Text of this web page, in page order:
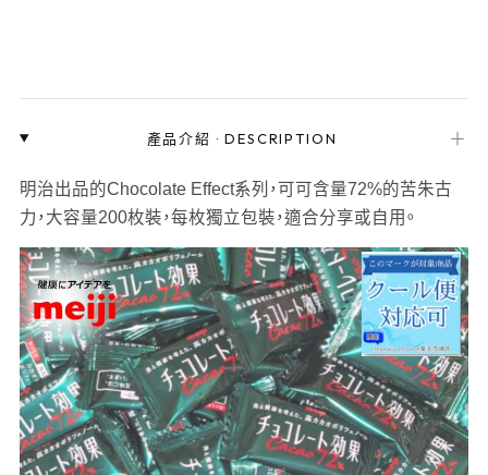
產品介紹 ·DESCRIPTION ＋
明治出品的Chocolate Effect系列，可可含量72%的苦朱古
力，大容量200枚裝，每枚獨立包裝，適合分享或自用。